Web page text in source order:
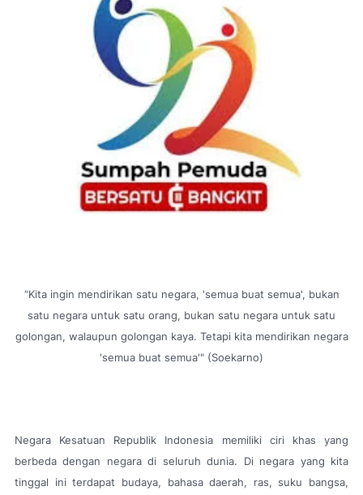
“Kita ingin mendirikan satu negara, 'semua buat semua', bukan
satu negara untuk satu orang, bukan satu negara untuk satu
golongan, walaupun golongan kaya. Tetapi kita mendirikan negara
'semua buat semua'" (Soekarno)
Negara Kesatuan Republik Indonesia memiliki ciri khas yang
berbeda dengan negara di seluruh dunia. Di negara yang kita
tinggal ini terdapat budaya, bahasa daerah, ras, suku bangsa,